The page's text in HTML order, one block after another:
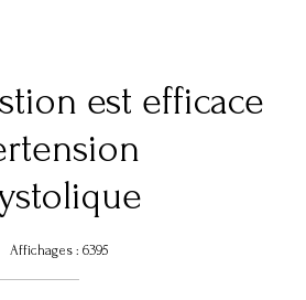
est efficace
Affichages : 6395